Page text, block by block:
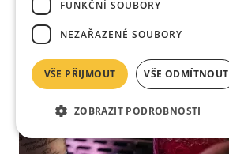
FUNKČNÍ SOUBORY
NEZAŘAZENÉ SOUBORY
VŠE PŘIJMOUT VŠE ODMÍTNOUT
ZOBRAZIT PODROBNOSTI